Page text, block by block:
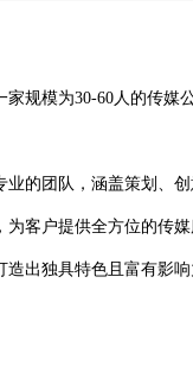
规模为30-60人的传媒公
业的团队，涵盖策划、
为客户提供全方位的传
出独具特色且富有影响